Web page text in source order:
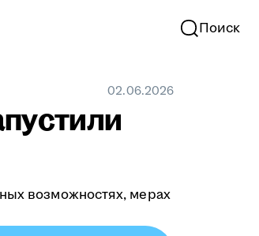
Поиск
02.06.2026
возможностях, мерах